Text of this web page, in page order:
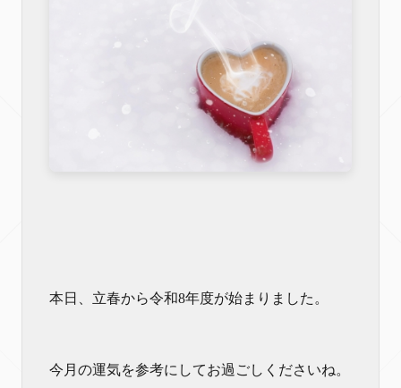
本日、立春から令和8年度が始まりました。
今月の運気を参考にしてお過ごしくださいね。